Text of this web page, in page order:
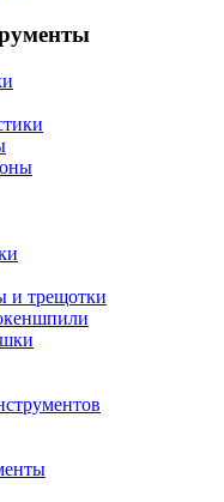
и трещотки